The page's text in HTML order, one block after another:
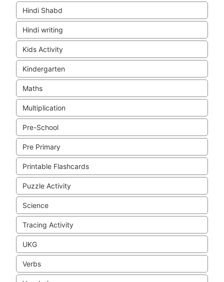
Hindi Shabd
Hindi writing
Kids Activity
Kindergarten
Maths
Multiplication
Pre-School
Pre Primary
Printable Flashcards
Puzzle Activity
Science
Tracing Activity
UKG
Verbs